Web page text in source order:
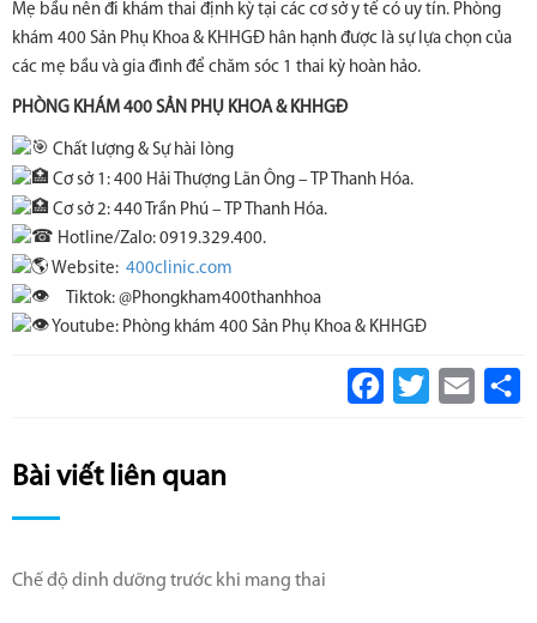
Mẹ bầu nên đi khám thai định kỳ tại các cơ sở y tế có uy tín. Phòng
khám 400 Sản Phụ Khoa & KHHGĐ hân hạnh được là sự lựa chọn của
các mẹ bầu và gia đình để chăm sóc 1 thai kỳ hoàn hảo.
PHÒNG KHÁM 400 SẢN PHỤ KHOA & KHHGĐ
Chất lượng & Sự hài lòng
Cơ sở 1: 400 Hải Thượng Lãn Ông – TP Thanh Hóa.
Cơ sở 2: 440 Trần Phú – TP Thanh Hóa.
Hotline/Zalo: 0919.329.400.
Website: 400clinic.com
Tiktok: @Phongkham400thanhhoa
Youtube: Phòng khám 400 Sản Phụ Khoa & KHHGĐ
Facebook
Twitter Email
Bài viết liên quan
Chế độ dinh dưỡng trước khi mang thai